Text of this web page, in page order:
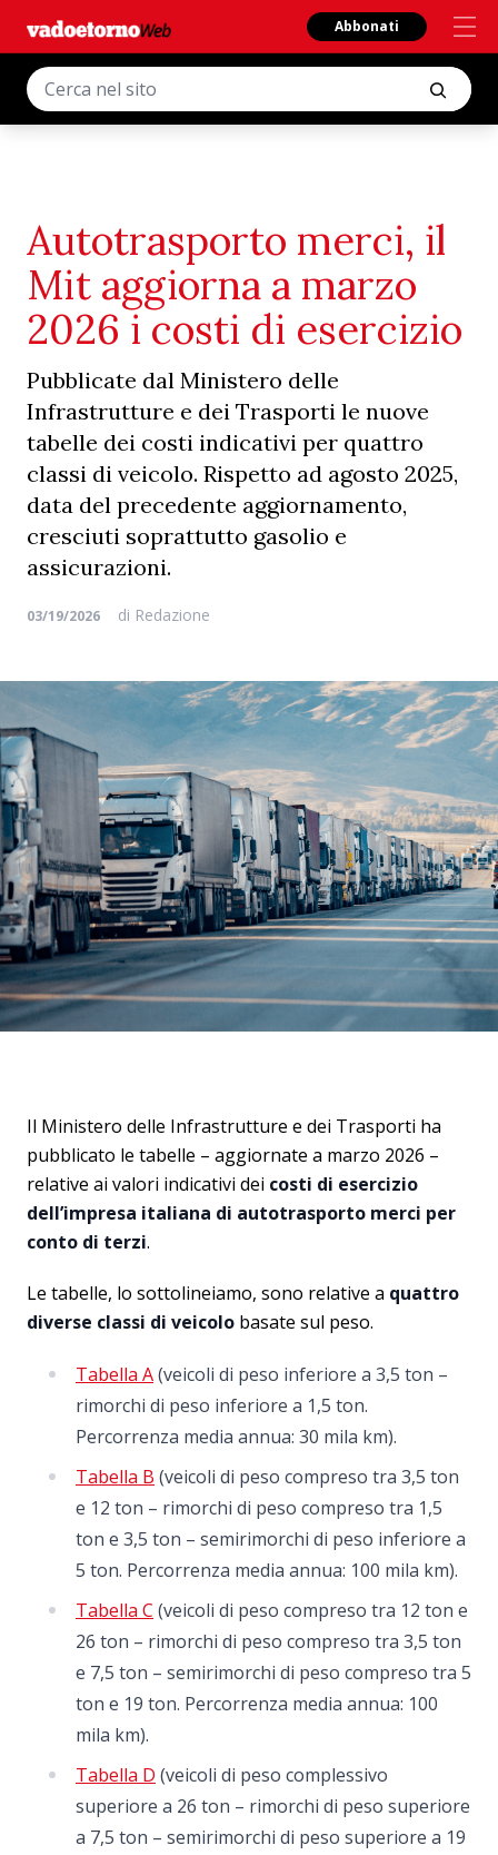
Abbonati
Autotrasporto merci, il
Mit aggiorna a marzo
2026 i costi di esercizio
Pubblicate dal Ministero delle
Infrastrutture e dei Trasporti le nuove
tabelle dei costi indicativi per quattro
classi di veicolo. Rispetto ad agosto 2025,
data del precedente aggiornamento,
cresciuti soprattutto gasolio e
assicurazioni.
03/19/2026 di Redazione
Il Ministero delle Infrastrutture e dei Trasporti ha
pubblicato le tabelle – aggiornate a marzo 2026 –
relative ai valori indicativi dei costi di esercizio
dell’impresa italiana di autotrasporto merci per
conto di terzi.
Le tabelle, lo sottolineiamo, sono relative a quattro
diverse classi di veicolo basate sul peso.
Tabella A(veicoli di peso inferiore a 3,5 ton –
rimorchi di peso inferiore a 1,5 ton.
Percorrenza media annua: 30 mila km).
Tabella B (veicoli di peso compreso tra 3,5 ton
e 12 ton – rimorchi di peso compreso tra 1,5
ton e 3,5 ton – semirimorchi di peso inferiore a
5 ton. Percorrenza media annua: 100 mila km).
Tabella C (veicoli di peso compreso tra 12 ton e
26 ton – rimorchi di peso compreso tra 3,5 ton
e 7,5 ton – semirimorchi di peso compreso tra 5
ton e 19 ton. Percorrenza media annua: 100
mila km).
Tabella D (veicoli di peso complessivo
superiore a 26 ton – rimorchi di peso superiore
a 7,5 ton – semirimorchi di peso superiore a 19